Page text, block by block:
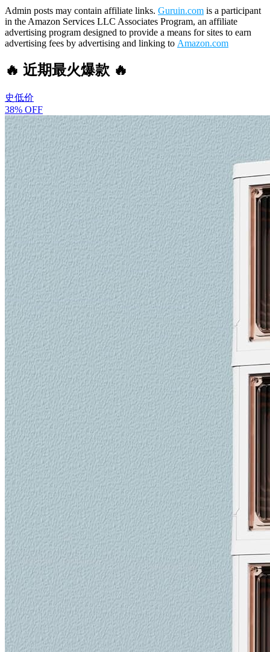
Admin posts may contain affiliate links. Guruin.com is a participant
in the Amazon Services LLC Associates Program, an affiliate
advertising program designed to provide a means for sites to earn
advertising fees by advertising and linking to Amazon.com
🔥 近期最火爆款 🔥
史低价
38% OFF